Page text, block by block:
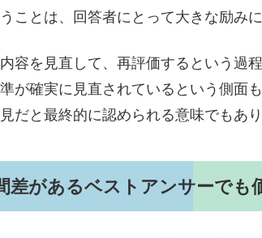
ことは、回答者にとって大きな励みに
容を見直して、再評価するという過
が確実に見直されているという側面
だと最終的に認められる意味でもあり
差があるベストアンサーでも